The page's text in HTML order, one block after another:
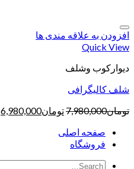
افزودن به علاقه مندی ها
Quick View
دیوارکوب وشلف
شلف کالیگرافی
تومان7,980,000تومان6,980,000
صفحه اصلی
فروشگاه